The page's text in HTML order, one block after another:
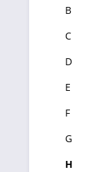
B
C
D
E
F
G
H